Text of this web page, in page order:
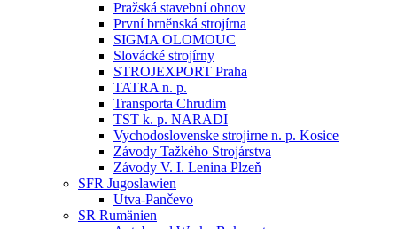
Pražská stavební obnov
První brněnská strojírna
SIGMA OLOMOUC
Slovácké strojírny
STROJEXPORT Praha
TATRA n. p.
Transporta Chrudim
TST k. p. NARADI
Vychodoslovenske strojirne n. p. Kosice
Závody Tažkého Strojárstva
Závody V. I. Lenina Plzeň
SFR Jugoslawien
Utva-Pančevo
SR Rumänien